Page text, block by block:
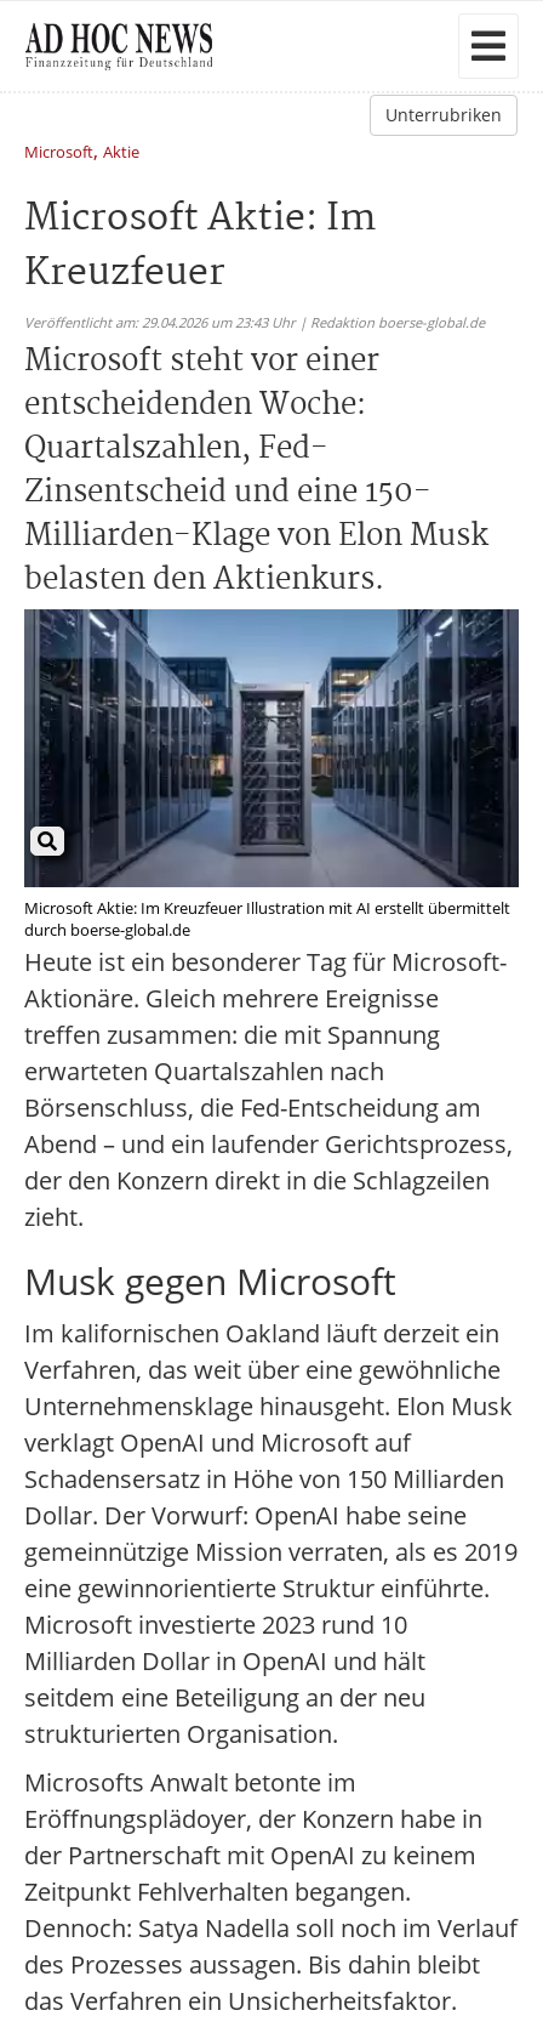
Unterrubriken
Microsoft, Aktie
Microsoft Aktie: Im
Kreuzfeuer
Veröffentlicht am: 29.04.2026 um 23:43 Uhr | Redaktion boerse-global.de
Microsoft steht vor einer
entscheidenden Woche:
Quartalszahlen, Fed-
Zinsentscheid und eine 150-
Milliarden-Klage von Elon Musk
belasten den Aktienkurs.
Microsoft Aktie: Im Kreuzfeuer Illustration mit AI erstellt übermittelt
durch boerse-global.de
Heute ist ein besonderer Tag für Microsoft-
Aktionäre. Gleich mehrere Ereignisse
treffen zusammen: die mit Spannung
erwarteten Quartalszahlen nach
Börsenschluss, die Fed-Entscheidung am
Abend – und ein laufender Gerichtsprozess,
der den Konzern direkt in die Schlagzeilen
zieht.
Musk gegen Microsoft
Im kalifornischen Oakland läuft derzeit ein
Verfahren, das weit über eine gewöhnliche
Unternehmensklage hinausgeht. Elon Musk
verklagt OpenAI und Microsoft auf
Schadensersatz in Höhe von 150 Milliarden
Dollar. Der Vorwurf: OpenAI habe seine
gemeinnützige Mission verraten, als es 2019
eine gewinnorientierte Struktur einführte.
Microsoft investierte 2023 rund 10
Milliarden Dollar in OpenAI und hält
seitdem eine Beteiligung an der neu
strukturierten Organisation.
Microsofts Anwalt betonte im
Eröffnungsplädoyer, der Konzern habe in
der Partnerschaft mit OpenAI zu keinem
Zeitpunkt Fehlverhalten begangen.
Dennoch: Satya Nadella soll noch im Verlauf
des Prozesses aussagen. Bis dahin bleibt
das Verfahren ein Unsicherheitsfaktor.